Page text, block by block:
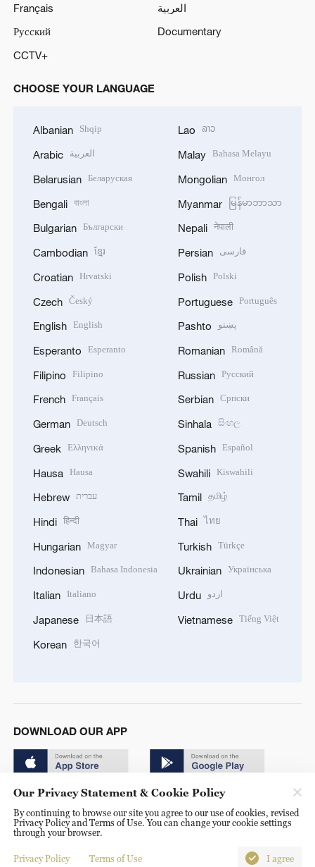
Français
العربية
Русский
Documentary
CCTV+
CHOOSE YOUR LANGUAGE
Albanian Shqip
Arabic العربية
Belarusian Беларуская
Bengali বাংলা
Bulgarian Български
Cambodian ខ្មែរ
Croatian Hrvatski
Czech Český
English English
Esperanto Esperanto
Filipino Filipino
French Français
German Deutsch
Greek Ελληνικά
Hausa Hausa
Hebrew עברית
Hindi हिन्दी
Hungarian Magyar
Indonesian Bahasa Indonesia
Italian Italiano
Japanese 日本語
Korean 한국어
Lao ລາວ
Malay Bahasa Melayu
Mongolian Монгол
Myanmar မြန်မာဘာသာ
Nepali नेपाली
Persian فارسی
Polish Polski
Portuguese Português
Pashto پښتو
Romanian Română
Russian Русский
Serbian Српски
Sinhala සිංහල
Spanish Español
Swahili Kiswahili
Tamil தமிழ்
Thai ไทย
Turkish Türkçe
Ukrainian Українська
Urdu اردو
Vietnamese Tiếng Việt
DOWNLOAD OUR APP
© China Radio International.CRI. All Rights Reserved. 16A
Shijingshan Road, Beijing, China. 100040
Our Privacy Statement & Cookie Policy
By continuing to browse our site you agree to our use of cookies, revised
Privacy Policy and Terms of Use. You can change your cookie settings
through your browser.
Privacy Policy Terms of Use I agree